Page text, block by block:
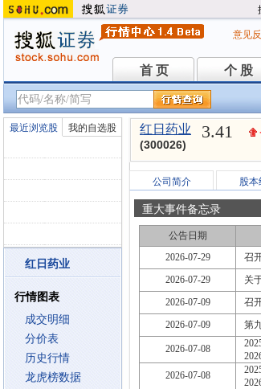
意见
首 页
首 页 个 股
个 股
最近浏览股 我的自选股
红日药业
行情图表
成交明细
分价表
历史行情
龙虎榜数据
红日药业
(300026)
3.41
公司简介 股本
重大事件备忘录
公告日期
2026-07-29
召
2026-07-29
关
2026-07-09
召
2026-07-09
第
2026-07-08
2026-07-08